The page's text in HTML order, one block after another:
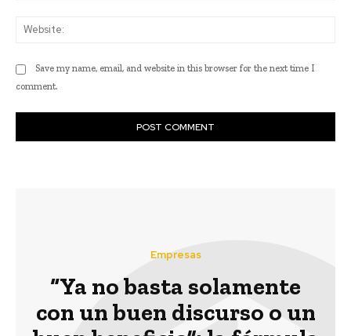
Save my name, email, and website in this browser for the next time I
comment.